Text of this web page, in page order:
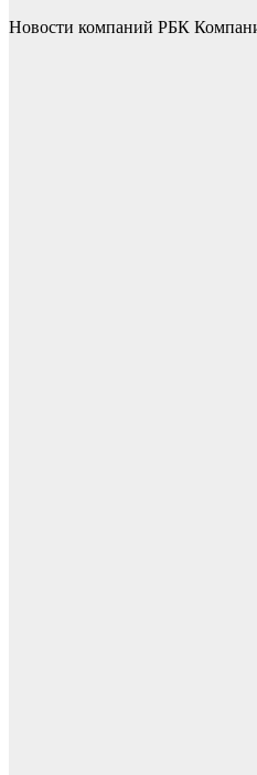
Новости компаний РБК